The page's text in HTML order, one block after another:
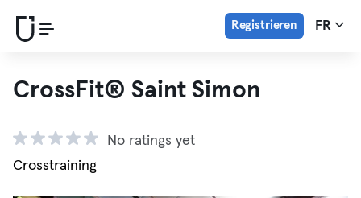
Registrieren FR
CrossFit® Saint Simon
No ratings yet
Crosstraining